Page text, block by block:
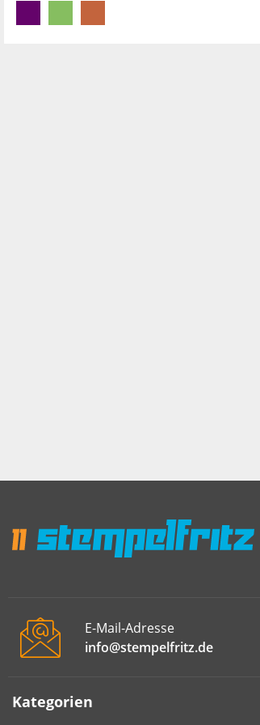
IBAN-BIC-STEMPEL
PRINTY Z. SELBER SETZEN
E-Mail-Adresse
info@stempelfritz.de
Kategorien